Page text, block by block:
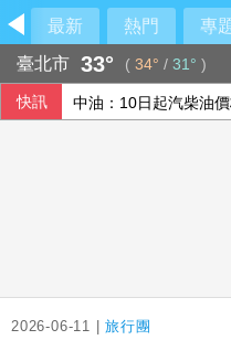
最新 熱門 專
臺北市 33° ( 34° / 31° )
快訊 中油：10日起汽柴油
2026-06-11 |旅行團